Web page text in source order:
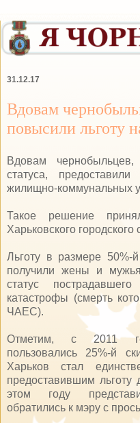
31.12.17
Вдовам
повысили льготу
Вдовам
статуса,
жилищно-коммунальных
Такое решение
Харьковского городского
Льготу в размере 50%-
получили жены и
статус
катастрофы (смерть
ЧАЕС).
Отметим, с 2011
пользовались 25%-й
Харьков стал
предоставившим льготу
этом году
обратились к мэру с